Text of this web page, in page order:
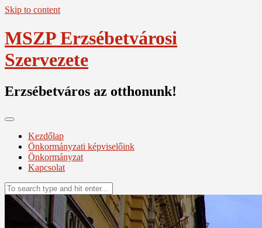
Skip to content
MSZP Erzsébetvárosi
Szervezete
Erzsébetváros az otthonunk!
Kezdőlap
Önkormányzati képviselőink
Önkormányzat
Kapcsolat